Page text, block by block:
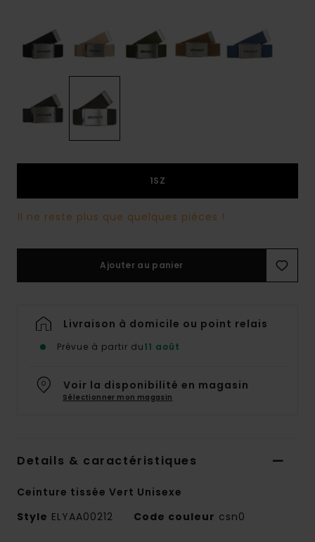
1SZ
Il ne reste plus que quelques pièces !
Ajouter au panier
Livraison à domicile ou point relais
Prévue à partir du11 août
Voir la disponibilité en magasin
Sélectionner mon magasin
Details & caractéristiques
Ceinture tissée Vert Unisexe
Style ELYAA00212 Code couleur csn0